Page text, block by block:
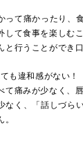
って痛かったり、
して食事を楽しむ
と行うことができ
も違和感がない！
て痛みが少なく、
なく、「話しづら